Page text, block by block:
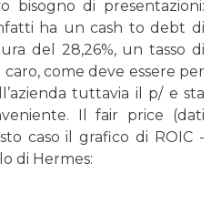
bisogno di presentazioni:
ha un cash to debt di
del 28,26%, un tasso di
come deve essere per
tuttavia il p/ e sta
Il fair price (dati
caso il grafico di ROIC -
di Hermes: